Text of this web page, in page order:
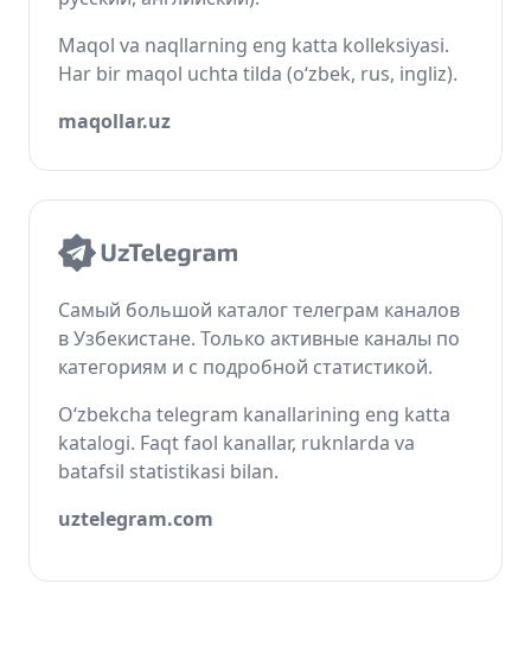
Maqol va naqllarning eng katta kolleksiyasi.
Har bir maqol uchta tilda (o‘zbek, rus, ingliz).
maqollar.uz
Самый большой каталог телеграм каналов
в Узбекистане. Только активные каналы по
категориям и с подробной статистикой.
O‘zbekcha telegram kanallarining eng katta
katalogi. Faqt faol kanallar, ruknlarda va
batafsil statistikasi bilan.
uztelegram.com